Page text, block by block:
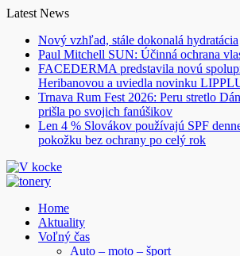
Skip
content
Latest News
Nový vzhľad, stále dokonalá hydratácia
Paul Mitchell SUN: Účinná ochrana
FACEDERMA predstavila novú
Heribanovou a uviedla novinku
Trnava Rum Fest 2026: Peru stretlo
prišla po svojich fanúšikov
Len 4 % Slovákov používajú SPF
pokožku bez ochrany po celý rok
Home
Aktuality
Voľný čas
Auto – moto – šport